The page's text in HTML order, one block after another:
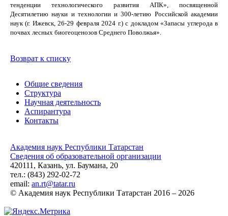
тенденции технологического развития АПК», посвященной
Десятилетию науки и технологии и 300-летию Российской академии
наук (г. Ижевск, 26-29 февраля 2024 г.) с докладом «Запасы углерода в
почвах лесных биогеоценозов Среднего Поволжья».
Возврат к списку
Общие сведения
Структура
Научная деятельность
Аспирантура
Контакты
Академия наук Республики Татарстан
Сведения об образовательной организации
420111, Казань, ул. Баумана, 20
тел.: (843) 292-02-72
email: an.rt@tatar.ru
© Академия наук Республики Татарстан 2016 – 2026